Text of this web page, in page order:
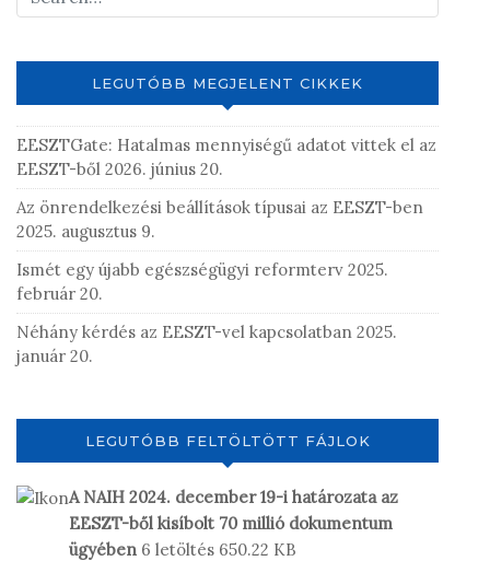
m
e
g
s
t
LEGUTÓBB MEGJELENT CIKKEK
EESZTGate: Hatalmas mennyiségű adatot vittek el az
EESZT-ből 2026. június 20.
Az önrendelkezési beállítások típusai az EESZT-ben
2025. augusztus 9.
Ismét egy újabb egészségügyi reformterv 2025.
február 20.
Néhány kérdés az EESZT-vel kapcsolatban 2025.
január 20.
LEGUTÓBB FELTÖLTÖTT FÁJLOK
A NAIH 2024. december 19-i határozata az
EESZT-ből kisíbolt 70 millió dokumentum
ügyében 6 letöltés 650.22 KB